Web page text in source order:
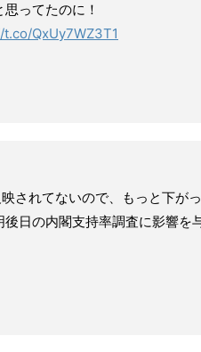
ってたのに！
QxUy7WZ3T1
されてないので、もっと下が
日の内閣支持率調査に影響を